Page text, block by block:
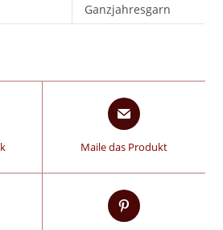
Ganzjahresgarn
Maile das Produkt